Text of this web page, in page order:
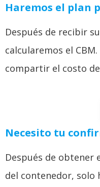
Haremos el plan
Después de recibir
calcularemos el
compartir el costo
Necesito tu
Después de obtener
del contenedor, solo